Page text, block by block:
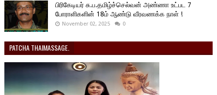
பிரிகேடியர் சு.ப.தமிழ்ச்செல்வன் அண்ணா உட்பட 7
போராளிகளின் 18ம் ஆண்டு வீரவணக்க நாள் !
November 02, 2025 0
PATCHA THAIMASSAGE.